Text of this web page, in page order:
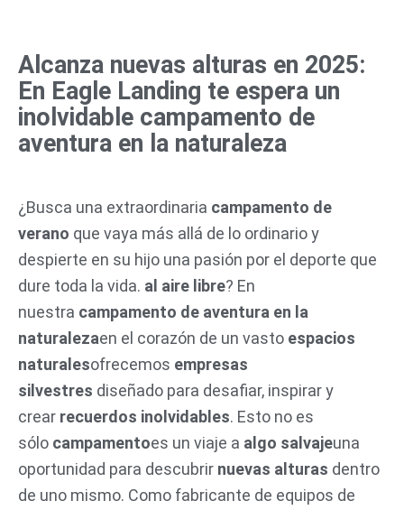
contenido
Alcanza nuevas alturas en 2025:
En Eagle Landing te espera un
inolvidable campamento de
aventura en la naturaleza
¿Busca una extraordinaria campamento de
verano que vaya más allá de lo ordinario y
despierte en su hijo una pasión por el deporte que
dure toda la vida. al aire libre? En
nuestra campamento de aventura en la
naturalezaen el corazón de un vasto espacios
naturalesofrecemos empresas
silvestres diseñado para desafiar, inspirar y
crear recuerdos inolvidables. Esto no es
sólo campamentoes un viaje a algo salvajeuna
oportunidad para descubrir nuevas alturas dentro
de uno mismo. Como fabricante de equipos de